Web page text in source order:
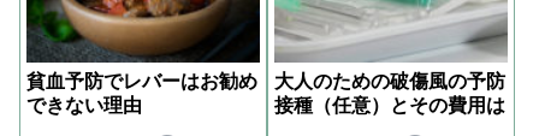
貧血予防でレバーはお勧め
できない理由
大人のための破傷風の予防
接種（任意）とその費用は